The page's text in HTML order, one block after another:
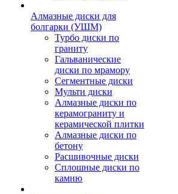
Алмазные диски для
болгарки (УШМ)
Турбо диски по
граниту
Гальванические
диски по мрамору
Сегментные диски
Мульти диски
Алмазные диски по
керамограниту и
керамической плитки
Алмазные диски по
бетону
Расшивочные диски
Сплошные диски по
камню